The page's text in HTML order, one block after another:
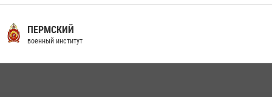
16 июля 2026, 12:29 3
29 июля 2026 года в военном институте состоялась церемония
приведения военнослужащих к Военной присяге
ПЕРМСКИЙ
военный институт